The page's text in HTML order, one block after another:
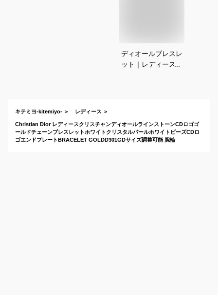
ディオールブレスレ
ット｜レディースに
キテミヨ-kitemiyo- レディース
Christian Dior レディースクリスチャンディオールラインストーンCDロゴゴ
ールドチェーンブレスレットホワイトクリスタルパールホワイトビーズCDロ
ゴエンドプレートBRACELET GOLDD301GDサイズ調整可能 腕輪